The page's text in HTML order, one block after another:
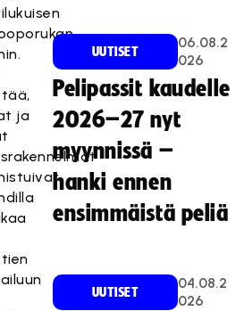
ja
UUTISET
06.08.2
026
Pelipassit kaudelle
2026–27 nyt
myynnissä –
hanki ennen
ensimmäistä peliä
UUTISET
04.08.2
026